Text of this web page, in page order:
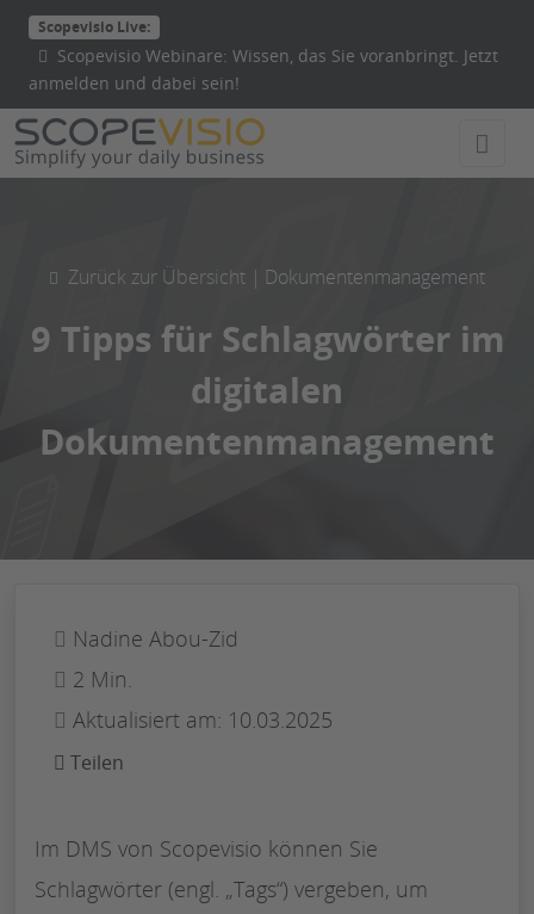
Direkt
zum
Inhalt
wechseln
Scopevisio Live:
Scopevisio Webinare: Wissen, das Sie voranbringt. Jetzt
anmelden und dabei sein!
Zurück zur Übersicht | Dokumentenmanagement
9 Tipps für Schlagwörter im
digitalen
Dokumentenmanagement
Nadine Abou-Zid
2 Min.
Aktualisiert am: 10.03.2025
Teilen
Im DMS von Scopevisio können Sie
Schlagwörter (engl. „Tags“) vergeben, um